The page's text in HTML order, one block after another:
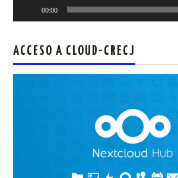
00:00
ACCESO A CLOUD-CRECJ